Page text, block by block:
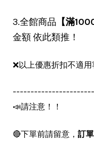
3.全館商品 【滿
金額 依此類推！
❌以上優惠折扣不適
📣請注意！！
🔴下單前請留意， 訂